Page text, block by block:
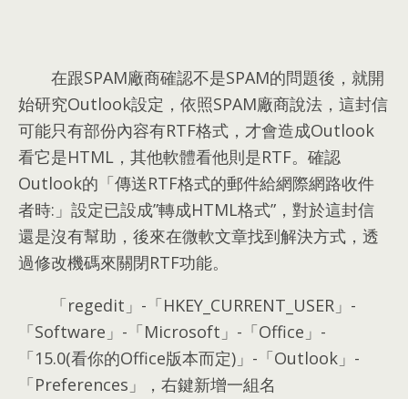
在跟SPAM廠商確認不是SPAM的問題後 ， 就開
始研究Outlook設定 ， 依照SPAM廠商說法 ， 這封信
可能只有部份內容有RTF格式 ， 才會造成Outlook
看它是HTML ， 其他軟體看他則是RTF。 確認
Outlook的「傳送RTF格式的郵件給網際網路收件
者時: 」設定已設成”轉成HTML格式”， 對於這封信
還是沒有幫助 ， 後來在微軟文章找到解決方式 ， 透
過修改機碼來關閉RTF功能。
「regedit」-「HKEY_CURRENT_USER」-
「Software」-「Microsoft」-「Office」-
「15.0(看你的Office版本而定) 」-「Outlook」-
「Preferences」
， 右鍵新增一組名